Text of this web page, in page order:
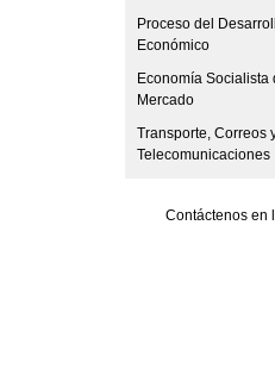
Proceso del
Económico
Economía Socialista
Mercado
Transporte, Correos
Telecomunicaciones
Contáctenos en